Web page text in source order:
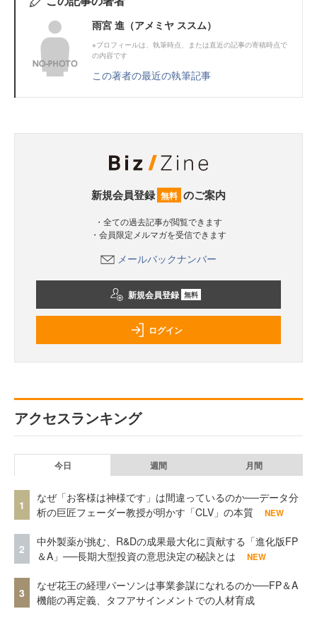
雨宮 進（アメミヤ ススム）
※プロフィールは、執筆時点、または直近の記事の寄稿時点で
の内容です
この著者の最近の執筆記事
新規会員登録 無料 のご案内
・全ての過去記事が閲覧できます
・会員限定メルマガを受信できます
メールバックナンバー
新規会員登録 無料
ログイン
アクセスランキング
今日 週間 月間
1
なぜ「お客様は神様です」は間違っているのか──データ分
析の巨匠フェーダー教授が明かす「CLV」の本質
NEW
2
中外製薬が挑む、R&Dの成果最大化に貢献する「進化版FP
＆A」──長期大型投資の意思決定の秘訣とは
NEW
3
なぜ花王の経理パーソンは事業参謀になれるのか──FP＆A
機能の再定義、タフアサインメントでの人材育成